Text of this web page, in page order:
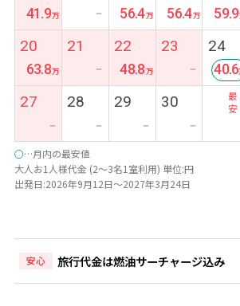
41.9 ー 56.4 56.4 59.9
20
63.8
21
ー
22
48.8
23
ー
24
最
安
40.6
27
ー
28
ー
29
ー
30
ー
○…月内の最安値
大人お1人様代金 (2～3名1室利用) 単位:円
出発日:2026年9月12日～2027年3月24日
安心 旅行代金は燃油サーチャージ込み